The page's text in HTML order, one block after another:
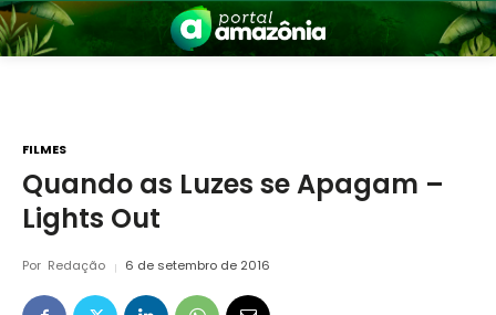
FILMES
Quando as Luzes se Apagam –
Lights Out
Por Redação 6 de setembro de 2016